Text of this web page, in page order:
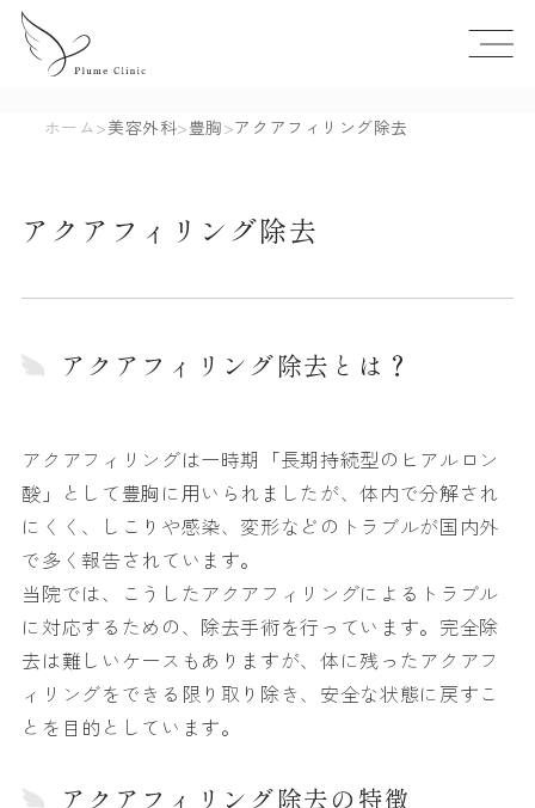
ホーム>美容外科>豊胸>アクアフィリング除去
アクアフィリング除去
アクアフィリング除去とは？
アクアフィリングは一時期「長期持続型のヒアルロン
酸」として豊胸に用いられましたが、体内で分解され
にくく、しこりや感染、変形などのトラブルが国内外
で多く報告されています。
当院では、こうしたアクアフィリングによるトラブル
に対応するための、除去手術を行っています。完全除
去は難しいケースもありますが、体に残ったアクアフ
ィリングをできる限り取り除き、安全な状態に戻すこ
とを目的としています。
アクアフィリング除去の特徴